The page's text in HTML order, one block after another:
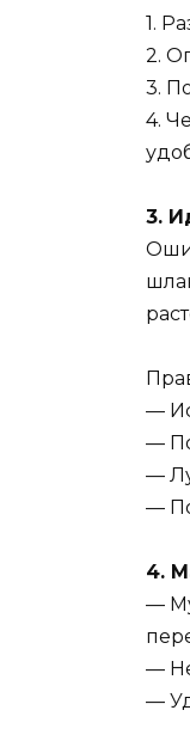
1.
2.
3.
4.
3.
—
—
—
—
4.
—
—
—